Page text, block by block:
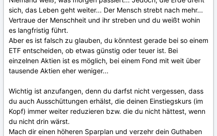
sich, das Leben geht weiter... Der Mensch strebt nach mehr...
Vertraue der Menschheit und ihr streben und du weißt wohin
es langfristig führt.
Aber es ist falsch zu glauben, du könntest gerade bei so einem
ETF entscheiden, ob etwas günstig oder teuer ist. Bei
einzelnen Aktien ist es möglich, bei einem Fond mit weit über
tausende Aktien eher weniger...
Wichtig ist anzufangen, denn du darfst nicht vergessen, dass
du auch Ausschüttungen erhälst, die deinen Einstiegskurs (im
Kopf) immer weiter reduzieren bzw. die du nicht hättest, wenn
du nicht drin wärst.
Mach dir einen höheren Sparplan und verzehr dein Guthaben